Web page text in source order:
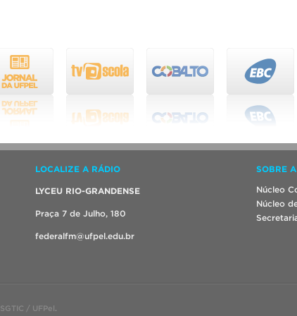
LOCALIZE A RÁDIO
LYCEU RIO-GRANDENSE
Praça 7 de Julho, 180
federalfm@ufpel.edu.br
SOBRE
Núcleo
Núcleo
SGTIC / UFPel .